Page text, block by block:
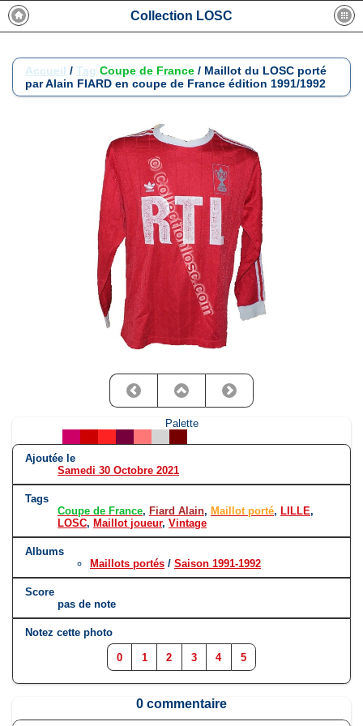
Collection LOSC
Accueil / Tag Coupe de France / Maillot du LOSC porté
par Alain FIARD en coupe de France édition 1991/1992
Palette
Ajoutée le
Samedi 30 Octobre 2021
Tags
Coupe de France, Fiard Alain, Maillot porté, LILLE,
LOSC, Maillot joueur, Vintage
Albums
Maillots portés / Saison 1991-1992
Score
pas de note
Notez cette photo
0 1 2 3 4 5
0 commentaire